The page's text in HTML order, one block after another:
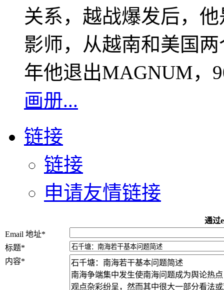
关系，越战爆发后，
影师，从越南和美国
年他退出MAGNUM，
画册...
链接
链接
申请友情链接
通过
Email 地址*
标题*
内容*